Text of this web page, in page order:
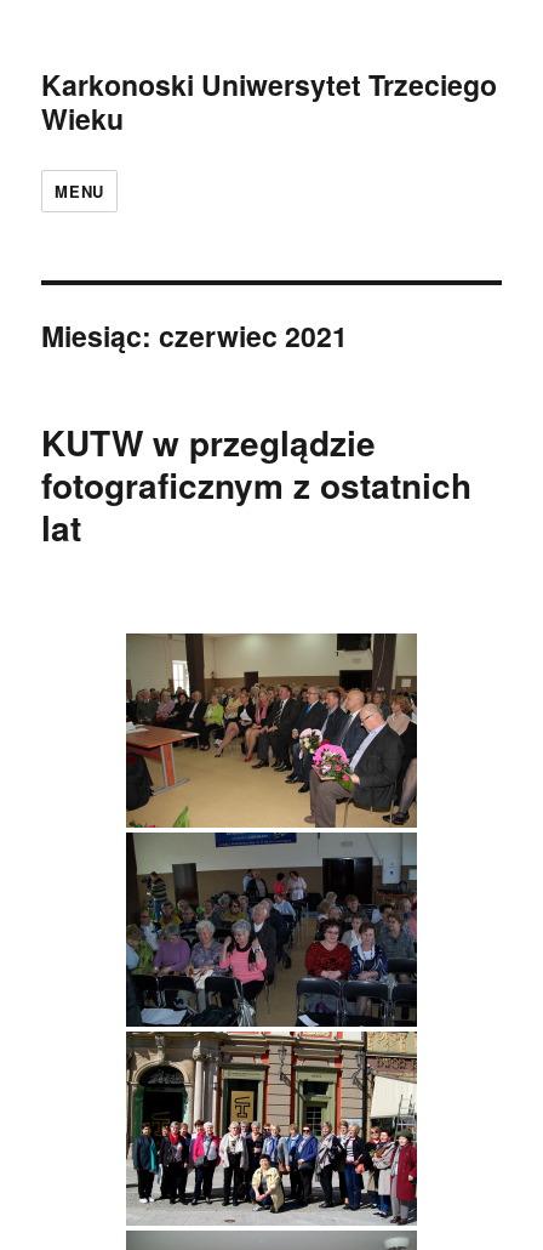
Karkonoski Uniwersytet Trzeciego
Wieku
MENU
Miesiąc:czerwiec 2021
KUTW w przeglądzie
fotograficznym z ostatnich
lat